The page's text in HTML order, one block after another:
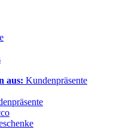
aus: Kundenpräsente